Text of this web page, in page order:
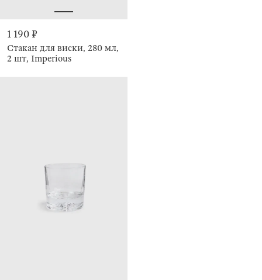
1 190 ₽
Стакан для виски, 280 мл,
2 шт, Imperious